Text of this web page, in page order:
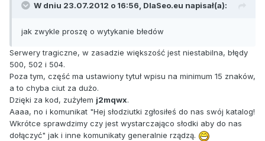
W dniu 23.07.2012 o 16:56, DlaSeo.eu napisał(a):
jak zwykle proszę o wytykanie błedów
Serwery tragiczne, w zasadzie większość jest niestabilna, błędy
500, 502 i 504.
Poza tym, część ma ustawiony tytuł wpisu na minimum 15 znaków,
a to chyba ciut za dużo.
Dzięki za kod, zużyłem j2mqwx.
Aaaa, no i komunikat "Hej słodziutki zgłosiłeś do nas swój katalog!
Wkrótce sprawdzimy czy jest wystarczająco słodki aby do nas
dołączyć" jak i inne komunikaty generalnie rządzą.